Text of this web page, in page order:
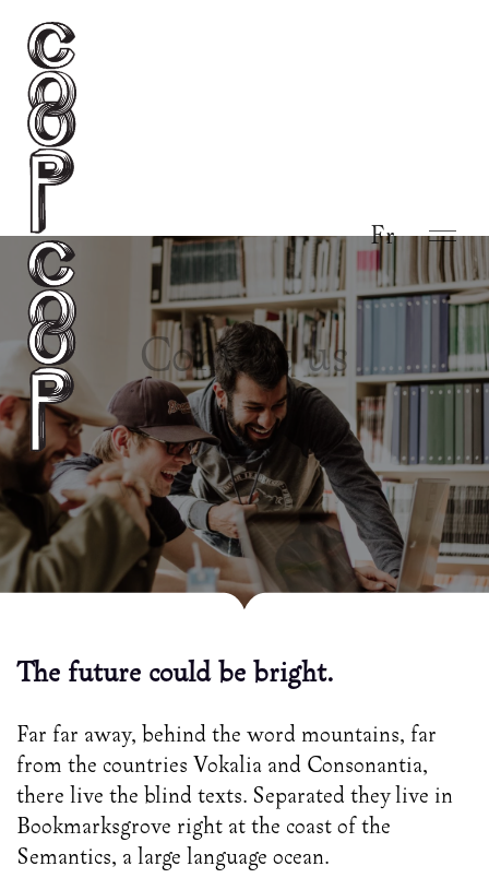
Fr
Contact us
We'd love to hear from you.
The future could be bright.
Far far away, behind the word mountains, far
from the countries Vokalia and Consonantia,
there live the blind texts. Separated they live in
Bookmarksgrove right at the coast of the
Semantics, a large language ocean.